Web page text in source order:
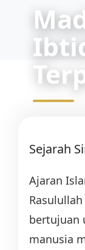
Sejarah
Ajaran
bertujuan
manusia